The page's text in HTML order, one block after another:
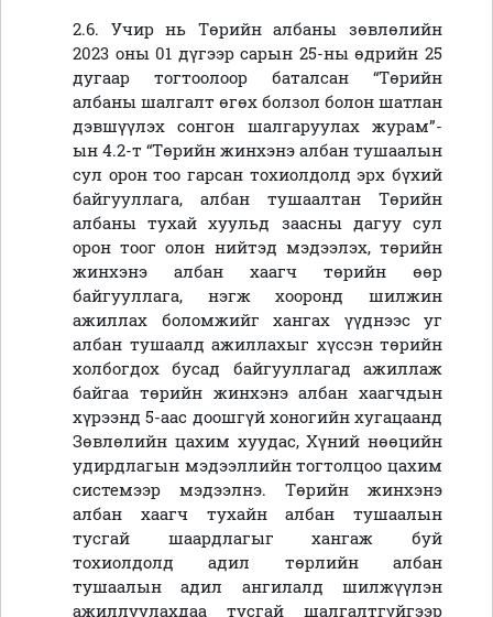
2.6. Учир нь Төрийн албаны зөвлөлийн
2023 оны 01 дүгээр сарын 25-ны өдрийн 25
дугаар тогтоолоор баталсан “Төрийн
албаны шалгалт өгөх болзол болон шатлан
дэвшүүлэх сонгон шалгаруулах журам”-
ын 4.2-т “Төрийн жинхэнэ албан тушаалын
сул орон тоо гарсан тохиолдолд эрх бүхий
байгууллага, албан тушаалтан Төрийн
албаны тухай хуульд заасны дагуу сул
орон тоог олон нийтэд мэдээлэх, төрийн
жинхэнэ албан хаагч төрийн өөр
байгууллага, нэгж хооронд шилжин
ажиллах боломжийг хангах үүднээс уг
албан тушаалд ажиллахыг хүссэн төрийн
холбогдох бусад байгууллагад ажиллаж
байгаа төрийн жинхэнэ албан хаагчдын
хүрээнд 5-аас доошгүй хоногийн хугацаанд
Зөвлөлийн цахим хуудас, Хүний нөөцийн
удирдлагын мэдээллийн тогтолцоо цахим
системээр мэдээлнэ. Төрийн жинхэнэ
албан хаагч тухайн албан тушаалын
тусгай шаардлагыг хангаж буй
тохиолдолд адил төрлийн албан
тушаалын адил ангилалд шилжүүлэн
ажиллуулахдаа тусгай шалгалтгүйгээр